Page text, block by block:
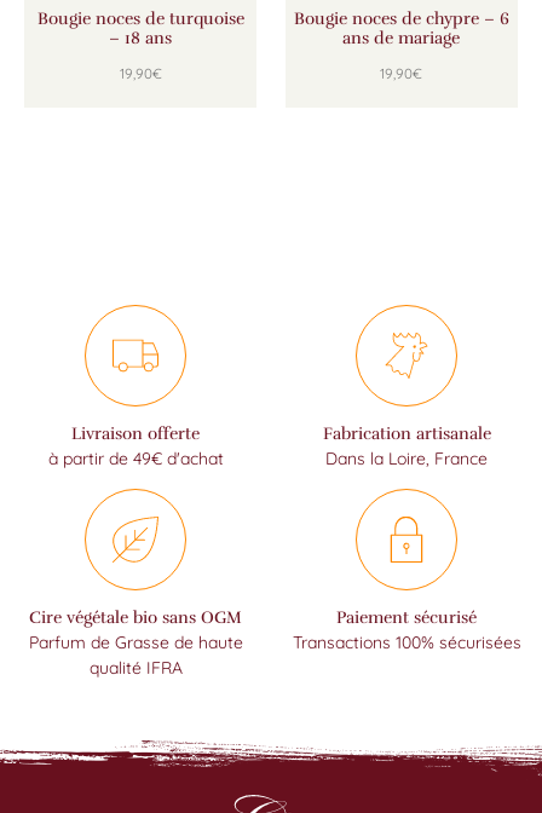
Bougie noces de turquoise
– 18 ans
19,90€
Bougie noces de chypre – 6
ans de mariage
19,90€
Livraison offerte
à partir de 49€ d'achat
Fabrication artisanale
Dans la Loire, France
Cire végétale bio sans OGM
Parfum de Grasse de haute
qualité IFRA
Paiement sécurisé
Transactions 100% sécurisées